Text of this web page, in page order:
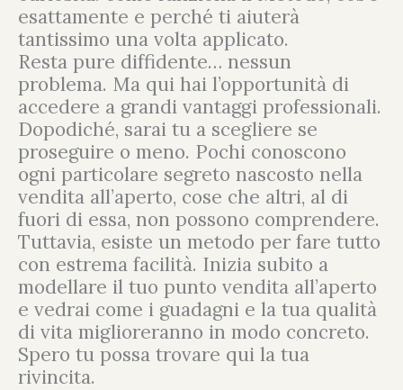
esattamente e perché ti aiuterà
tantissimo una volta applicato.
Resta pure diffidente… nessun
problema. Ma qui hai l’opportunità di
accedere a grandi vantaggi professionali.
Dopodiché, sarai tu a scegliere se
proseguire o meno. Pochi conoscono
ogni particolare segreto nascosto nella
vendita all’aperto, cose che altri, al di
fuori di essa, non possono comprendere.
Tuttavia, esiste un metodo per fare tutto
con estrema facilità. Inizia subito a
modellare il tuo punto vendita all’aperto
e vedrai come i guadagni e la tua qualità
di vita miglioreranno in modo concreto.
Spero tu possa trovare qui la tua
rivincita.